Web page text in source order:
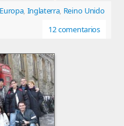
Europa, Inglaterra, Reino Unido
12 comentarios